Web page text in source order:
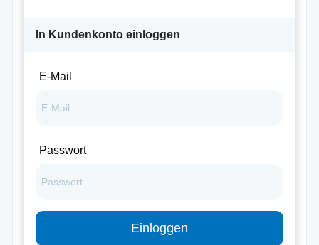
In Kundenkonto einloggen
E-Mail
Passwort
Einloggen